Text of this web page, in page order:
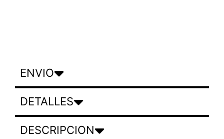
ENVIO
DETALLES
DESCRIPCION